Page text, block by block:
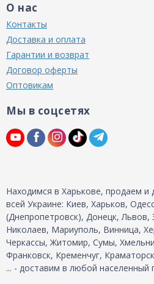
О нас
Контакты
Доставка и оплата
Гарантии и возврат
Договор оферты
Оптовикам
Мы в соцсетях
Находимся в Харькове, продаем и
всей Украине: Киев, Харьков,
(Днепропетровск), Донецк,
Николаев, Мариуполь, Винница,
Черкассы, Житомир, Сумы,
Франковск, Кременчуг,
... - доставим в любой населенный